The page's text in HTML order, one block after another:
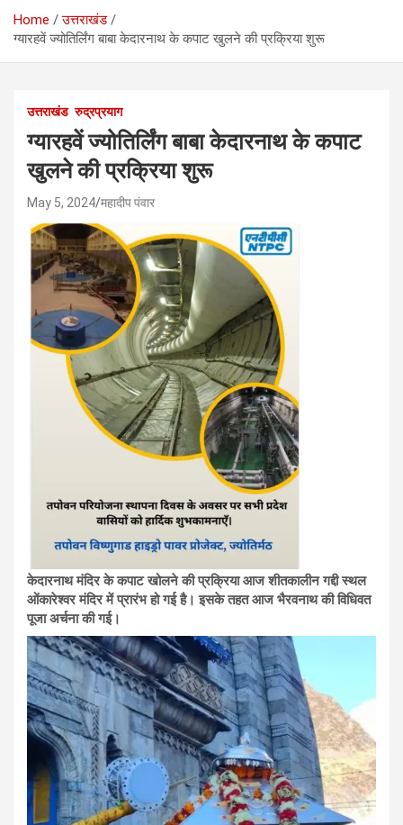
Home
उत्तराखंड
ग्यारहवें ज्योतिर्लिंग बाबा केदारनाथ के कपाट खुलने की प्रक्रिया शुरू
उत्तराखंड रुद्रप्रयाग
ग्यारहवें ज्योतिर्लिंग बाबा केदारनाथ के कपाट
खुलने की प्रक्रिया शुरू
May 5, 2024 महादीप पंवार
केदारनाथ मंदिर के कपाट खोलने की प्रक्रिया आज शीतकालीन गद्दी स्थल
ओंकारेश्वर मंदिर में प्रारंभ हो गई है। इसके तहत आज भैरवनाथ की विधिवत
पूजा अर्चना की गई।